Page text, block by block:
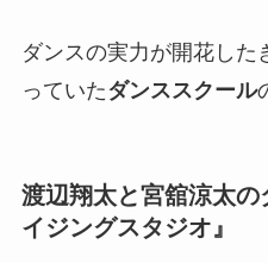
ダンスの実力が開花した
っていたダンススクール
渡辺翔太と宮舘涼太
イジングスタジオ』